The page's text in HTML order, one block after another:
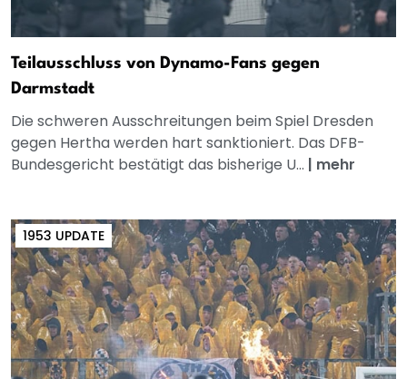
Teilausschluss von Dynamo-Fans gegen
Darmstadt
Die schweren Ausschreitungen beim Spiel Dresden
gegen Hertha werden hart sanktioniert. Das DFB-
Bundesgericht bestätigt das bisherige U... | mehr
1953 UPDATE